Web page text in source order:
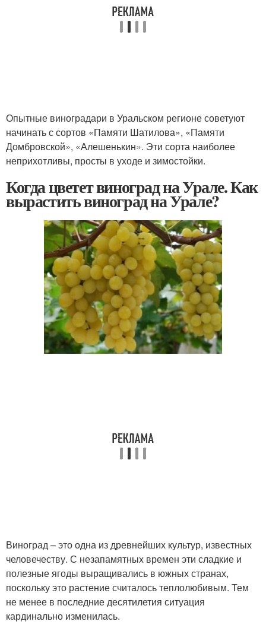
Опытные виноградари в Уральском регионе советуют
начинать с сортов «Памяти Шатилова», «Памяти
Домбровской», «Алешенькин». Эти сорта наиболее
неприхотливы, просты в уходе и зимостойки.
Когда цветет виноград на Урале. Как
вырастить виноград на Урале?
Виноград – это одна из древнейших культур, известных
человечеству. С незапамятных времен эти сладкие и
полезные ягоды выращивались в южных странах,
поскольку это растение считалось теплолюбивым. Тем
не менее в последние десятилетия ситуация
кардинально изменилась.